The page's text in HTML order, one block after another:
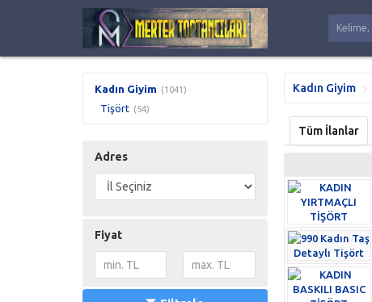
Kadın Giyim (1041)
Tişört (54)
Adres
Fiyat
Kadın Giyim
Tüm İlanlar